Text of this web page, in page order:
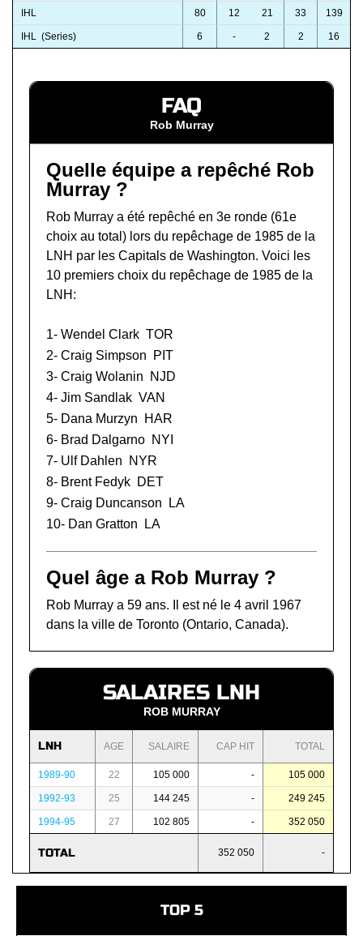
IHL 80 12 21 33 139
IHL (Series) 6 - 2 2 16
FAQ
Rob Murray
Quelle équipe a repêché Rob
Murray ?
Rob Murray a été repêché en 3e ronde (61e
choix au total) lors du repêchage de 1985 de la
LNH par les Capitals de Washington. Voici les
10 premiers choix du repêchage de 1985 de la
LNH:
1- Wendel Clark TOR
2- Craig Simpson
PIT
3- Craig Wolanin
NJD
4- Jim Sandlak VAN
5- Dana Murzyn
HAR
6- Brad Dalgarno NYI
7- Ulf Dahlen
NYR
8- Brent Fedyk DET
9- Craig Duncanson
LA
10- Dan Gratton LA
Quel âge a Rob Murray ?
Rob Murray a 59 ans. Il est né le 4 avril 1967
dans la ville de Toronto (Ontario, Canada).
SALAIRES LNH
ROB MURRAY
LNH AGE SALAIRE CAP HIT TOTAL
1989-90 22 105 000 - 105 000
1992-93 25 144 245 - 249 245
1994-95 27 102 805 - 352 050
TOTAL 352 050 -
TOP 5